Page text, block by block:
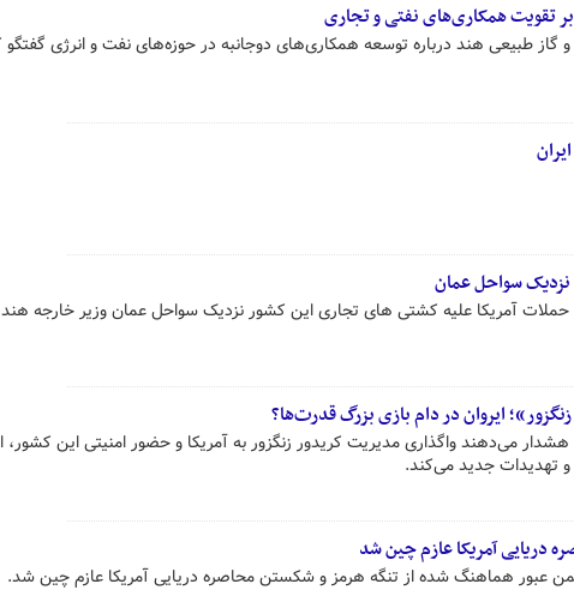
تقویت همکاری‌های نفتی و تجاری
و گاز طبیعی هند درباره توسعه همکاری‌های دوجانبه در حوزه‌های نفت و انرژی گفتگو
نزدیک سواحل عمان
آمریکا علیه کشتی های تجاری این کشور نزدیک سواحل عمان وزیر خارجه هند
ایروان در دام بازی بزرگ قدرت‌ها؟
می‌دهند واگذاری مدیریت کریدور زنگزور به آمریکا و حضور امنیتی این کشور،
و تهدیدات جدید می‌کند.
دریایی آمریکا عازم چین شد
عبور هماهنگ شده از تنگه هرمز و شکستن محاصره دریایی آمریکا عازم چین شد.